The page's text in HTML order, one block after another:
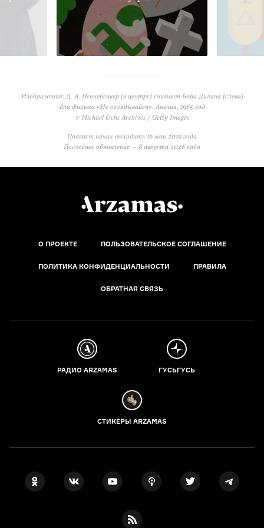
Изображения: Д. А. Пеннебейкер (в центре) снимает Боба Дилана (слева)
для фильма «Не оглядывайся». Англия, 1965 год
© Michael Ochs Archives / Getty Images
Подкаст начал выходить 16 мая 2019 года
Последнее обновление — 8 августа 2026 года
О ПРОЕКТЕ ПОЛЬЗОВАТЕЛЬСКОЕ СОГЛАШЕНИЕ
ПОЛИТИКА КОНФИДЕНЦИАЛЬНОСТИ ПРАВИЛА
ОБРАТНАЯ СВЯЗЬ
РАДИО ARZAMAS ГУСЬГУСЬ
СТИКЕРЫ ARZAMAS